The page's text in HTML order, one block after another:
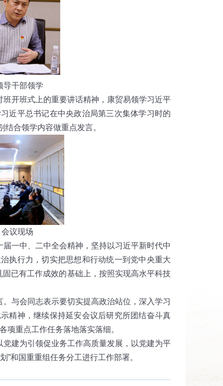
班式上的重要讲话精神，康贸易领学习近平
近平总书记在中央政治局第三次集体学习时的
合领学内容做重点发言。
一中、二中全会精神，坚持以习近平新时代中
执行力，切实把思想和行动统一到党中央重大
固已有工作成效的基础上，按照实现高水平科技
会同志表示要切实提高政治站位，深入学习
精神，继续保持延安会议后研究所团结奋斗真
项重点工作任务落地落实落细。
为引领促业务工作高质量发展，以党建为平
”和国重重组任务分工进行工作部署。